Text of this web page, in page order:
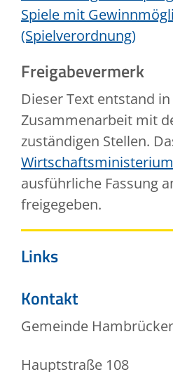
Spiele mit
(Spielverordnung)
Freigabevermerk
Dieser Text entstand
Zusammenarbeit mit
zuständigen Stellen.
Wirtschaftsministerium
ausführliche Fassung
freigegeben.
Links
Kontakt
Gemeinde
Hauptstraße 108